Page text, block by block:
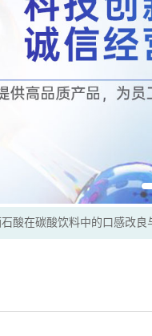
酸在碳酸饮料中的口感改良